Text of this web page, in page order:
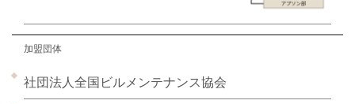
加盟団体
社団法人全国ビルメンテナンス協会